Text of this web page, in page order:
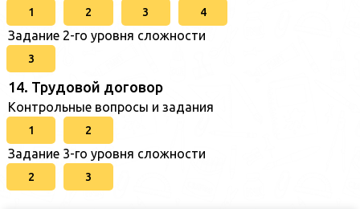
1 2 3 4
Задание 2-го уровня сложности
3
14. Трудовой договор
Контрольные вопросы и задания
1 2
Задание 3-го уровня сложности
2 3